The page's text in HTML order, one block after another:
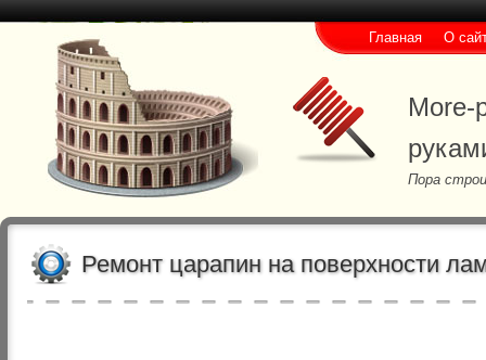
More-
Пора
Главная О
Ремонт царапин на поверхности